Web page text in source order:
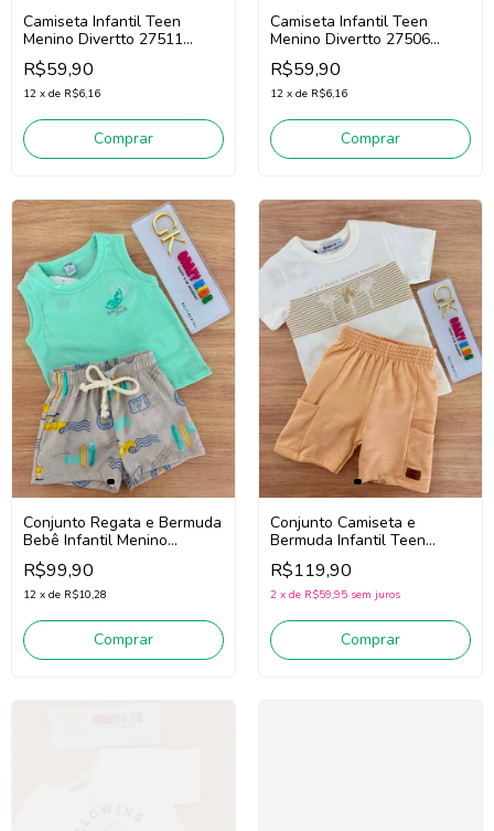
Camiseta Infantil Teen
Menino Divertto 27511
(Verde Claro)
R$59,90
12 x de R$6,16
Comprar
Camiseta Infantil Teen
Menino Divertto 27506
(Branco)
R$59,90
12 x de R$6,16
Comprar
Conjunto Regata e Bermuda
Bebê Infantil Menino
Divertto 16391
(Verde/Bege)
R$99,90
12 x de R$10,28
Comprar
Conjunto Camiseta e
Bermuda Infantil Teen
Menino Divertto 27531 (Off
White/Bege)
R$119,90
2 x de R$59,95 sem juros
Comprar